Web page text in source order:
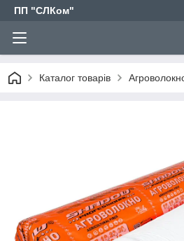
ПП "СЛКом"
Каталог товарів